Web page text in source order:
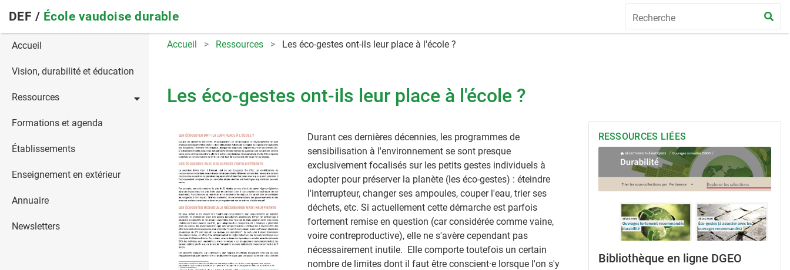
main
navigation
DEF / École vaudoise durable
Main
navigation
Accueil
Vision, durabilité et éducation
Ressources
Formations et agenda
Établissements
Enseignement en extérieur
Annuaire
Newsletters
Accueil Ressources Les éco-gestes ont-ils leur place à l'école ?
Les éco-gestes ont-ils leur place à l'école ?
Durant ces dernières décennies, les programmes de
sensibilisation à l'environnement se sont presque
exclusivement focalisés sur les petits gestes individuels à
adopter pour préserver la planète (les éco-gestes) : éteindre
l'interrupteur, changer ses ampoules, couper l'eau, trier ses
déchets, etc. Si actuellement cette démarche est parfois
fortement remise en question (car considérée comme vaine,
voire contreproductive), elle ne s'avère cependant pas
nécessairement inutile. Elle comporte toutefois un certain
nombre de limites dont il faut être conscient·e lorsque l'on s'y
RESSOURCES LIÉES
Bibliothèque en ligne DGEO